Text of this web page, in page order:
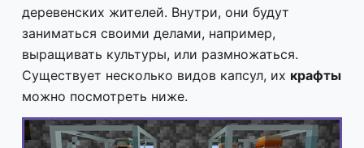
деревенских жителей. Внутри, они будут
заниматься своими делами, например,
выращивать культуры, или размножаться.
Существует несколько видов капсул, их крафты
можно посмотреть ниже.